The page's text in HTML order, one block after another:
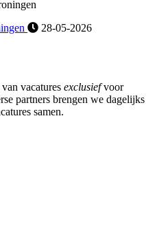
28-05-2026
vacatures exclusiefvoor
partners brengen we dagelijks
samen.